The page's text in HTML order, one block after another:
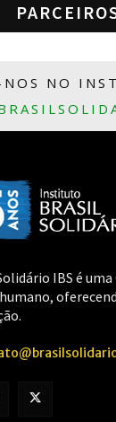
NO
IBS é uma